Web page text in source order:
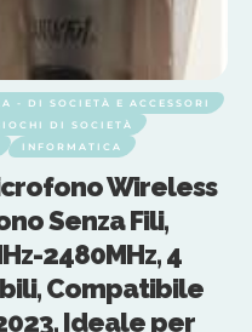
- DI SOCIETÀ E ACCESSORI
DI SOCIETÀ
INFORMATICA
Wireless
Senza Fili,
2480MHz, 4
Compatibile
Ideale per